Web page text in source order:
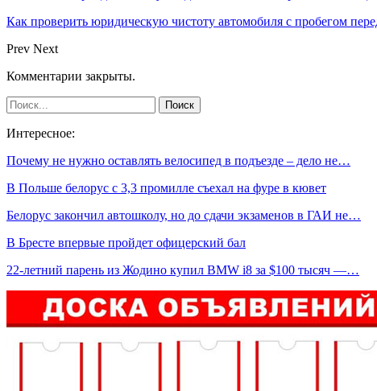
Как проверить юридическую чистоту автомобиля с пробегом
Prev Next
Комментарии закрыты.
Интересное:
Почему не нужно оставлять велосипед в подъезде – дело не…
В Польше белорус с 3,3 промилле съехал на фуре в кювет
Белорус закончил автошколу, но до сдачи экзаменов в ГАИ не…
В Бресте впервые пройдет офицерский бал
22-летний парень из Жодино купил BMW i8 за $100 тысяч —…